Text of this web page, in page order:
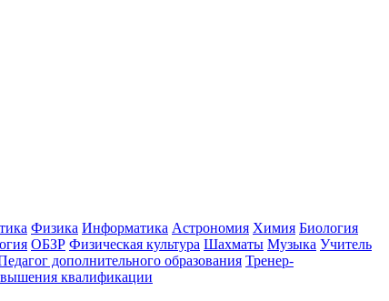
Физика Информатика Астрономия Химия Биология
ОБЗР Физическая культура Шахматы Музыка Учитель
дополнительного образования Тренер-
квалификации